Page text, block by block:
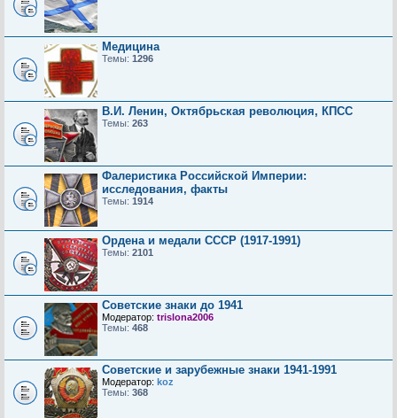
Медицина
Темы: 1296
В.И. Ленин, Октябрьская революция, КПСС
Темы: 263
Фалеристика Российской Империи:
исследования, факты
Темы: 1914
Ордена и медали СССР (1917-1991)
Темы: 2101
Советские знаки до 1941
Модератор: trislona2006
Темы: 468
Советские и зарубежные знаки 1941-1991
Модератор: koz
Темы: 368